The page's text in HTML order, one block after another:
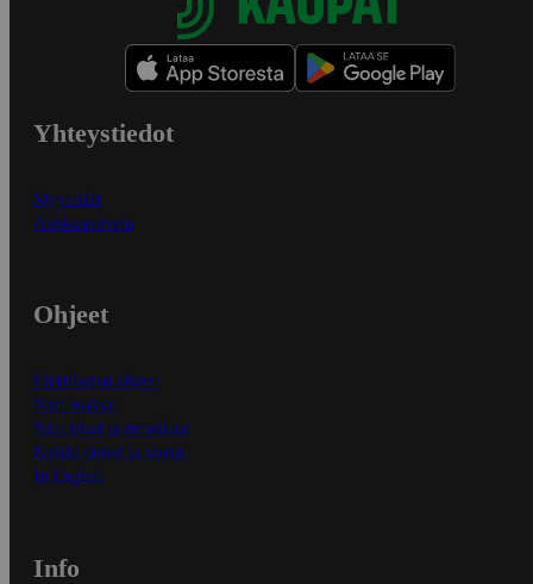
Yhteystiedot
Myymälät
Asiakaspalvelu
Ohjeet
Ensitilaajan ohjeet
Näin maksat
Näin tilaat ja muokkaat
Kaikki ohjeet ja vinkit
In English
Info